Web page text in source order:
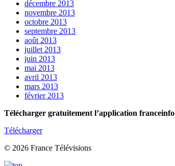
décembre 2013
novembre 2013
octobre 2013
septembre 2013
août 2013
juillet 2013
juin 2013
mai 2013
avril 2013
mars 2013
février 2013
Télécharger gratuitement l’application franceinfo
Télécharger
© 2026 France Télévisions